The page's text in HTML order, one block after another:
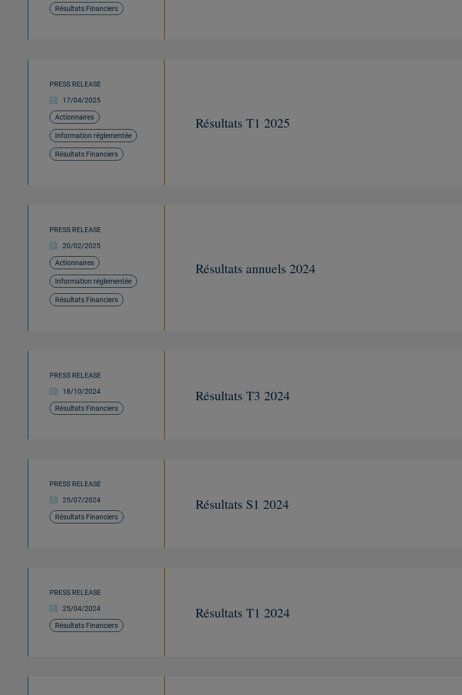
Résultats Financiers
PRESS RELEASE
17/04/2025
Actionnaires
Information réglementée
Résultats Financiers
Résultats T1 2025
PRESS RELEASE
20/02/2025
Actionnaires
Information réglementée
Résultats Financiers
Résultats annuels 2024
PRESS RELEASE
18/10/2024
Résultats Financiers
Résultats T3 2024
PRESS RELEASE
25/07/2024
Résultats Financiers
Résultats S1 2024
PRESS RELEASE
25/04/2024
Résultats Financiers
Résultats T1 2024